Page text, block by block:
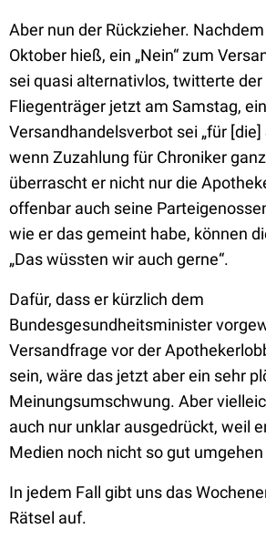
Aber nun der Rückzieher.
Oktober hieß, ein „Nein“ zum
sei quasi alternativlos, twitterte
Fliegenträger jetzt am Samstag, ein
Versandhandelsverbot sei „für [die]
wenn Zuzahlung für Chroniker
überrascht er nicht nur die
offenbar auch seine
wie er das gemeint habe, können
„Das wüssten wir auch gerne“.
Dafür, dass er kürzlich dem
Bundesgesundheitsminister
Versandfrage vor der
sein, wäre das jetzt aber ein sehr
Meinungsumschwung. Aber
auch nur unklar ausgedrückt, weil
Medien noch nicht so gut umgehen
In jedem Fall gibt uns das
Rätsel auf.